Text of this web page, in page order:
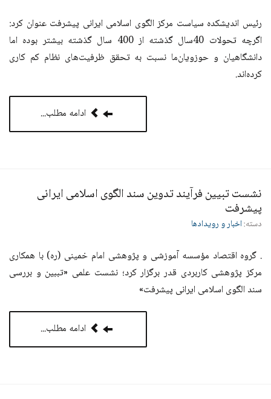
رئیس اندیشکده‌ سیاست مرکز الگوی اسلامی ایرانی پیشرفت عنوان کرد:
اگرچه تحولات 40سال گذشته از 400 سال گذشته بیشتر بوده اما
دانشگاهیان و حوزویان‌ما نسبت به تحقق ظرفیت‌های نظام کم کاری
کرده‌اند.
ادامه مطلب...
نشست تبیین فرآیند تدوین سند الگوی اسلامی ایرانی
پیشرفت
دسته:اخبار و رویدادها
. گروه اقتصاد مؤسسه آموزشی و پژوهشی امام خمینی (ره) با همکاری
مرکز پژوهشی کاربردی قدر برگزار کرد؛ نشست علمی «تببین و بررسی
سند الگوی اسلامی ایرانی پیشرفت»
ادامه مطلب...